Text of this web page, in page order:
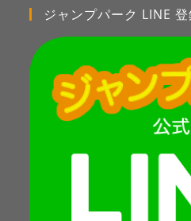
ジャンプパーク LINE